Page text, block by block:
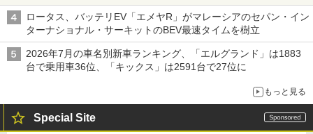
ロータス、バッテリEV「エメヤR」がマレーシアのセパン・イン
ターナショナル・サーキットのBEV最速タイムを樹立
2026年7月の車名別新車ランキング、「エルグランド」は1883
台で乗用車36位、「キックス」は2591台で27位に
もっと見る
Special Site